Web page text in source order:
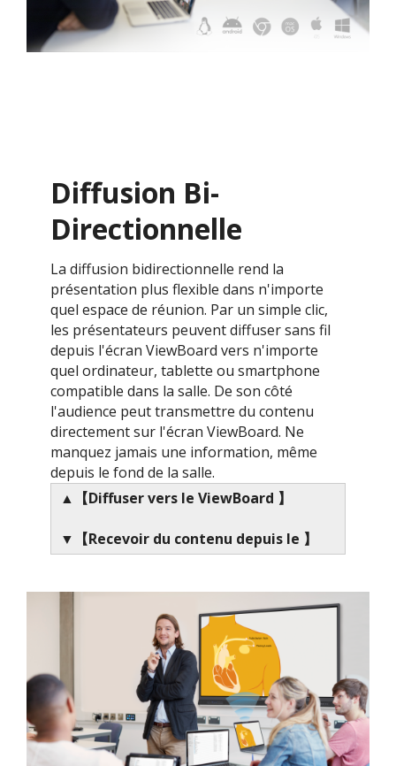
Diffusion Bi-
Directionnelle
La diffusion bidirectionnelle rend la
présentation plus flexible dans n'importe
quel espace de réunion. Par un simple clic,
les présentateurs peuvent diffuser sans fil
depuis l'écran ViewBoard vers n'importe
quel ordinateur, tablette ou smartphone
compatible dans la salle. De son côté
l'audience peut transmettre du contenu
directement sur l'écran ViewBoard. Ne
manquez jamais une information, même
depuis le fond de la salle.
▲【Diffuser vers le ViewBoard 】
▼【Recevoir du contenu depuis le 】